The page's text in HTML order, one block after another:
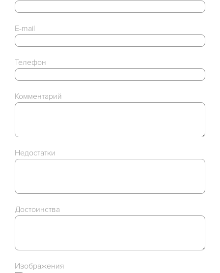
E-mail
Телефон
Комментарий
Недостатки
Достоинства
Изображения